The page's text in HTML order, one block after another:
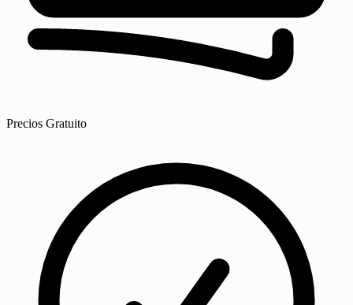
Precios Gratuito